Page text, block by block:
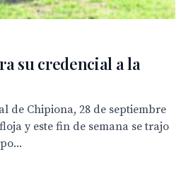
su credencial a la
de Chipiona, 28 de septiembre
y este fin de semana se trajo